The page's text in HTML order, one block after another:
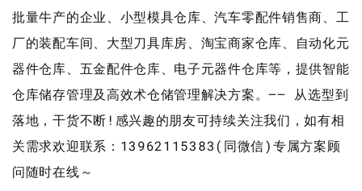
批量牛产的企业、小型模具仓库、汽车零配件销售商、工
厂的装配车间、大型刀具库房、淘宝商家仓库、自动化元
器件仓库、五金配件仓库、电子元器件仓库等，提供智能
仓库储存管理及高效术仓储管理解决方案。—— 从选型到
落地，干货不断!感兴趣的朋友可持续关注我们，如有相
关需求欢迎联系：13962115383(同微信)专属方案顾
问随时在线～